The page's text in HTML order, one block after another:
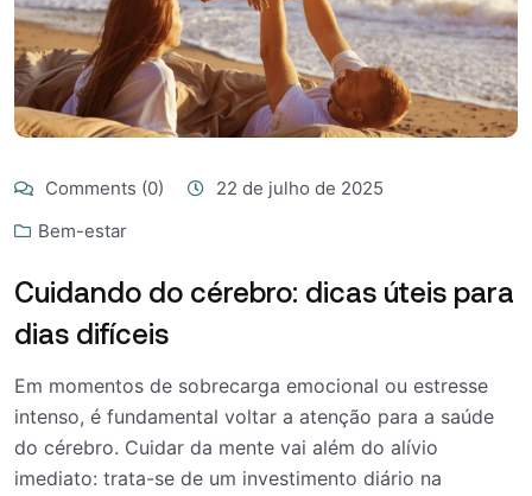
Comments (0)
22 de julho de 2025
Bem-estar
Cuidando do cérebro: dicas úteis para
dias difíceis
Em momentos de sobrecarga emocional ou estresse
intenso, é fundamental voltar a atenção para a saúde
do cérebro. Cuidar da mente vai além do alívio
imediato: trata-se de um investimento diário na